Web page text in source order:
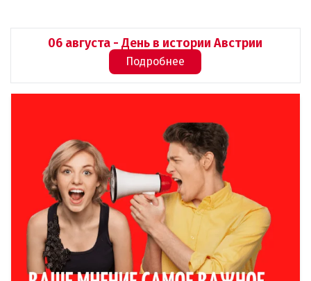
06 августа - День в истории Австрии
Подробнее